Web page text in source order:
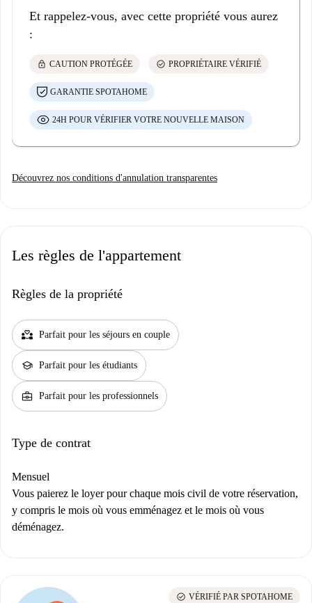
Et rappelez-vous, avec cette propriété vous aurez
:
lock CAUTION PROTÉGÉE check_circle PROPRIÉTAIRE VÉRIFIÉ
GARANTIE SPOTAHOME
24H POUR VÉRIFIER VOTRE NOUVELLE MAISON
Découvrez nos conditions d'annulation transparentes
Les règles de l'appartement
Règles de la propriété
partner_heart Parfait pour les séjours en couple
school Parfait pour les étudiants
business_center Parfait pour les professionnels
Type de contrat
Mensuel
Vous paierez le loyer pour chaque mois civil de votre réservation,
y compris le mois où vous emménagez et le mois où vous
déménagez.
check_circle VÉRIFIÉ PAR SPOTAHOME